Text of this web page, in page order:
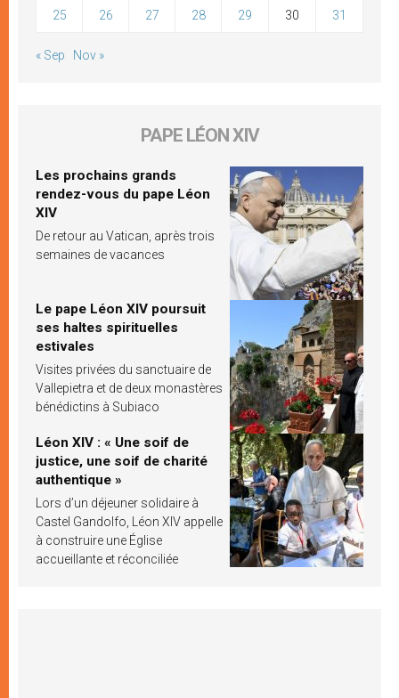
25 26 27 28 29 30 31
« Sep Nov »
PAPE LÉON XIV
Les prochains grands
rendez-vous du pape Léon
XIV
De retour au Vatican, après trois
semaines de vacances
Le pape Léon XIV poursuit
ses haltes spirituelles
estivales
Visites privées du sanctuaire de
Vallepietra et de deux monastères
bénédictins à Subiaco
Léon XIV : « Une soif de
justice, une soif de charité
authentique »
Lors d’un déjeuner solidaire à
Castel Gandolfo, Léon XIV appelle
à construire une Église
accueillante et réconciliée